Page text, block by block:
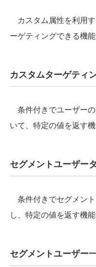
カスタム属性を利用
ーゲティングできる機能
カスタムターゲティ
条件付きでユーザー
いて、特定の値を返す機
セグメントユーザー
条件付きでセグメン
し、特定の値を返す機能
セグメントユーザー